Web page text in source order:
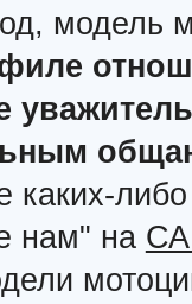
модель
каких-
нам" на